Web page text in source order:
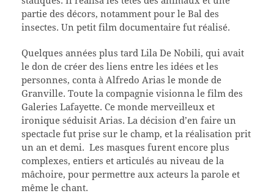
partie des décors, notamment pour le Bal des
insectes. Un petit film documentaire fut réalisé.
Quelques années plus tard Lila De Nobili, qui avait
le don de créer des liens entre les idées et les
personnes, conta à Alfredo Arias le monde de
Granville. Toute la compagnie visionna le film des
Galeries Lafayette. Ce monde merveilleux et
ironique séduisit Arias. La décision d’en faire un
spectacle fut prise sur le champ, et la réalisation prit
un an et demi. Les masques furent encore plus
complexes, entiers et articulés au niveau de la
mâchoire, pour permettre aux acteurs la parole et
même le chant.